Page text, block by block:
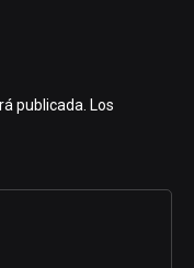
publicada. Los